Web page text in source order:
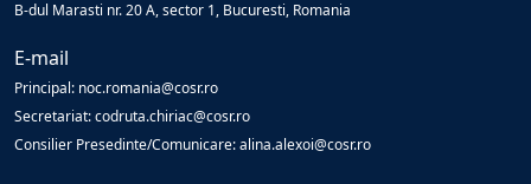
B-dul Marasti nr. 20 A, sector 1, Bucuresti, Romania
E-mail
Principal: noc.romania@cosr.ro
Secretariat: codruta.chiriac@cosr.ro
Consilier Presedinte/Comunicare: alina.alexoi@cosr.ro